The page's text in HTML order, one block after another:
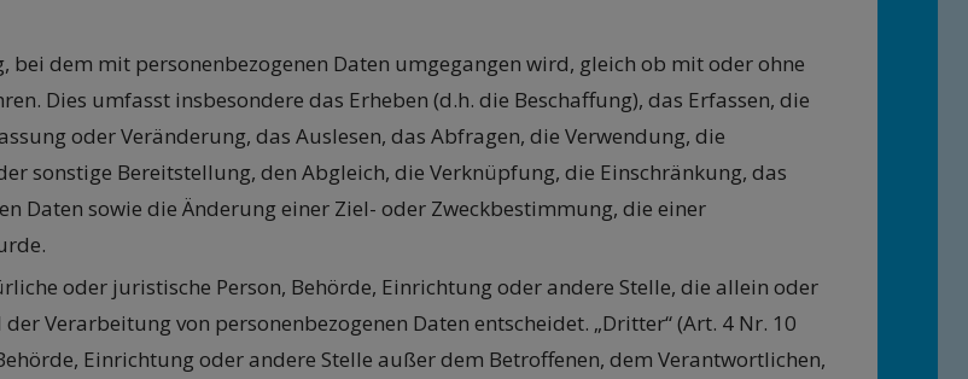
bei dem mit personenbezogenen Daten umgegangen wird, gleich ob mit oder ohne
Dies umfasst insbesondere das Erheben (d.h. die Beschaffung), das Erfassen, die
oder Veränderung, das Auslesen, das Abfragen, die Verwendung, die
sonstige Bereitstellung, den Abgleich, die Verknüpfung, die Einschränkung, das
Daten sowie die Änderung einer Ziel- oder Zweckbestimmung, die einer
oder juristische Person, Behörde, Einrichtung oder andere Stelle, die allein oder
Verarbeitung von personenbezogenen Daten entscheidet. „Dritter“ (Art. 4 Nr. 10
Einrichtung oder andere Stelle außer dem Betroffenen, dem Verantwortlichen,